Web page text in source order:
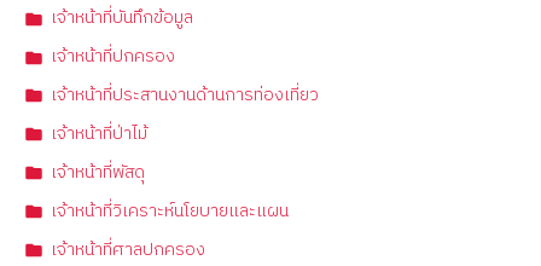
เจ้าหน้าที่บันทึกข้อมูล
เจ้าหน้าที่ปกครอง
เจ้าหน้าที่ประสานงานด้านการท่องเที่ยว
เจ้าหน้าที่ป่าไม้
เจ้าหน้าที่พัสดุ
เจ้าหน้าที่วิเคราะห์นโยบายและแผน
เจ้าหน้าที่ศาลปกครอง